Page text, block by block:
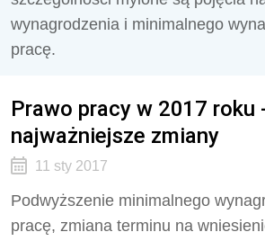
wynagrodzenia i minimalnego
pracę.
Prawo pracy w 2017 roku
najważniejsze zmiany
11 sty 2017
Podwyższenie minimalnego
pracę, zmiana terminu na